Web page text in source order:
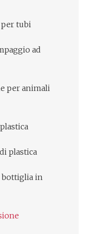
per tubi
ad
per animali
plastica
bottiglia in